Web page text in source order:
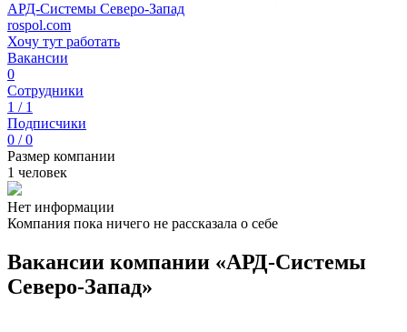
АРД-Системы Северо-Запад
rospol.com
Хочу тут работать
Вакансии
0
Сотрудники
1 / 1
Подписчики
0 / 0
Размер компании
1 человек
Нет информации
Компания пока ничего не рассказала о себе
Вакансии компании «АРД-Системы
Северо-Запад»